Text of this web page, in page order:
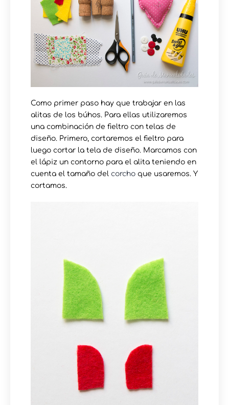
Como primer paso hay que trabajar en las
alitas de los búhos. Para ellas utilizaremos
una combinación de fieltro con telas de
diseño. Primero, cortaremos el fieltro para
luego cortar la tela de diseño. Marcamos con
el lápiz un contorno para el alita teniendo en
cuenta el tamaño del corcho que usaremos. Y
cortamos.